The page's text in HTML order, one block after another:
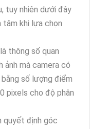
tuy nhiên dưới đây
tâm khi lựa chọn
thông số quan
ảnh mà camera có
số lượng điểm
pixels cho độ phân
quyết định góc